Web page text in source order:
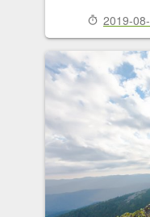
2019-